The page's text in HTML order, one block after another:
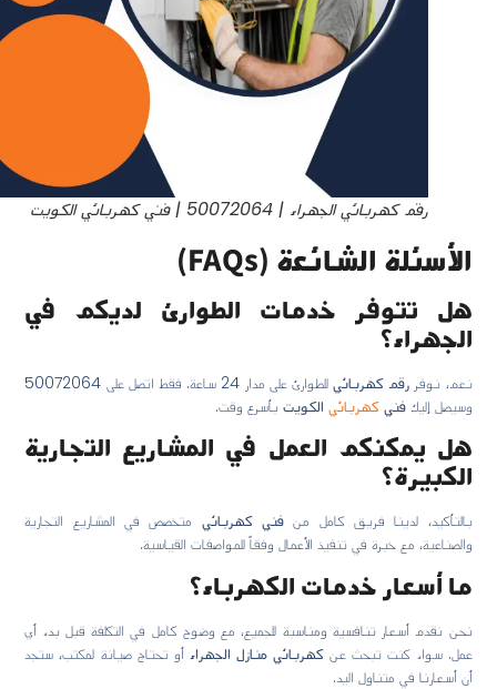
رقم كهربائي الجهراء | 50072064 | فني كهربائي الكويت
الأسئلة الشائعة (FAQs)
هل تتوفر خدمات الطوارئ لديكم في
الجهراء؟
نعم، نوفررقم كهربائي
للطوارئ على مدار 24 ساعة. فقط اتصل على 50072064
وسيصل إليكفنيكهربائيالكويتبأسرع وقت.
هل يمكنكم العمل في المشاريع التجارية
الكبيرة؟
بالتأكيد، لدينا فريق كامل منفني كهربائيمتخصص في المشاريع التجارية
والصناعية، مع خبرة في تنفيذ الأعمال وفقاً للمواصفات القياسية.
ما أسعار خدمات الكهرباء؟
نحن نقدم أسعار تنافسية ومناسبة للجميع، مع وضوح كامل في التكلفة قبل بدء أي
عمل. سواء كنت تبحث عنكهربائي منازل الجهراءأو تحتاج صيانة لمكتب، ستجد
أن أسعارنا في متناول اليد.